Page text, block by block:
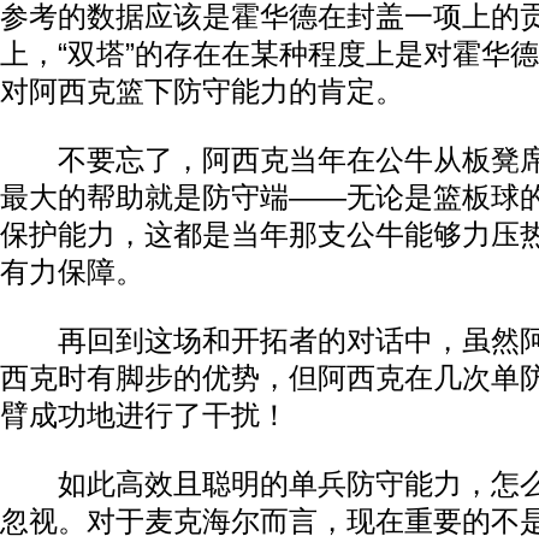
参考的数据应该是霍华德在封盖一项上的
上，“双塔”的存在在某种程度上是对霍华
对阿西克篮下防守能力的肯定。
不要忘了，阿西克当年在公牛从板凳
最大的帮助就是防守端——无论是篮板球
保护能力，这都是当年那支公牛能够力压
有力保障。
再回到这场和开拓者的对话中，虽然
西克时有脚步的优势，但阿西克在几次单
臂成功地进行了干扰！
如此高效且聪明的单兵防守能力，怎
忽视。对于麦克海尔而言，现在重要的不